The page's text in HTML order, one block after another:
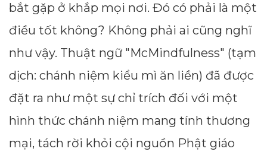
bắt gặp ở khắp mọi nơi. Đó có phải là một
điều tốt không? Không phải ai cũng nghĩ
như vậy. Thuật ngữ "McMindfulness" (tạm
dịch: chánh niệm kiểu mì ăn liền) đã được
đặt ra như một sự chỉ trích đối với một
hình thức chánh niệm mang tính thương
mại, tách rời khỏi cội nguồn Phật giáo